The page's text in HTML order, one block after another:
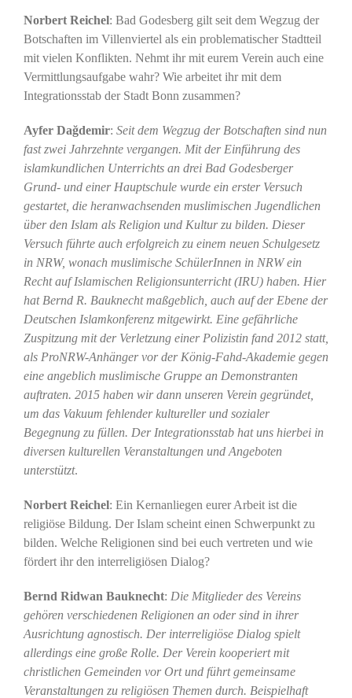
Norbert Reichel: Bad Godesberg gilt seit dem Wegzug der
Botschaften im Villenviertel als ein problematischer Stadtteil
mit vielen Konflikten. Nehmt ihr mit eurem Verein auch eine
Vermittlungsaufgabe wahr? Wie arbeitet ihr mit dem
Integrationsstab der Stadt Bonn zusammen?
Ayfer Dağdemir: Seit dem Wegzug der Botschaften sind nun
fast zwei Jahrzehnte vergangen. Mit der Einführung des
islamkundlichen Unterrichts an drei Bad Godesberger
Grund- und einer Hauptschule wurde ein erster Versuch
gestartet, die heranwachsenden muslimischen Jugendlichen
über den Islam als Religion und Kultur zu bilden. Dieser
Versuch führte auch erfolgreich zu einem neuen Schulgesetz
in NRW, wonach muslimische SchülerInnen in NRW ein
Recht auf Islamischen Religionsunterricht (IRU) haben. Hier
hat Bernd R. Bauknecht maßgeblich, auch auf der Ebene der
Deutschen Islamkonferenz mitgewirkt. Eine gefährliche
Zuspitzung mit der Verletzung einer Polizistin fand 2012 statt,
als ProNRW-Anhänger vor der König-Fahd-Akademie gegen
eine angeblich muslimische Gruppe an Demonstranten
auftraten. 2015 haben wir dann unseren Verein gegründet,
um das Vakuum fehlender kultureller und sozialer
Begegnung zu füllen. Der Integrationsstab hat uns hierbei in
diversen kulturellen Veranstaltungen und Angeboten
unterstützt.
Norbert Reichel: Ein Kernanliegen eurer Arbeit ist die
religiöse Bildung. Der Islam scheint einen Schwerpunkt zu
bilden. Welche Religionen sind bei euch vertreten und wie
fördert ihr den interreligiösen Dialog?
Bernd Ridwan Bauknecht: Die Mitglieder des Vereins
gehören verschiedenen Religionen an oder sind in ihrer
Ausrichtung agnostisch. Der interreligiöse Dialog spielt
allerdings eine große Rolle. Der Verein kooperiert mit
christlichen Gemeinden vor Ort und führt gemeinsame
Veranstaltungen zu religiösen Themen durch. Beispielhaft